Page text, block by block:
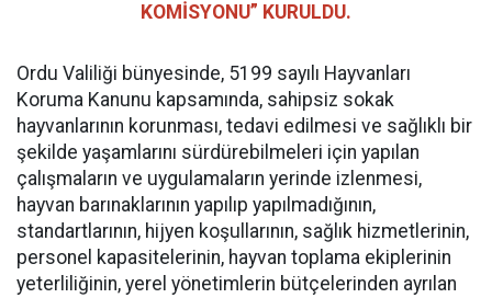
KOMİSYONU” KURULDU.
Ordu Valiliği bünyesinde, 5199 sayılı Hayvanları
Koruma Kanunu kapsamında, sahipsiz sokak
hayvanlarının korunması, tedavi edilmesi ve sağlıklı bir
şekilde yaşamlarını sürdürebilmeleri için yapılan
çalışmaların ve uygulamaların yerinde izlenmesi,
hayvan barınaklarının yapılıp yapılmadığının,
standartlarının, hijyen koşullarının, sağlık hizmetlerinin,
personel kapasitelerinin, hayvan toplama ekiplerinin
yeterliliğinin, yerel yönetimlerin bütçelerinden ayrılan